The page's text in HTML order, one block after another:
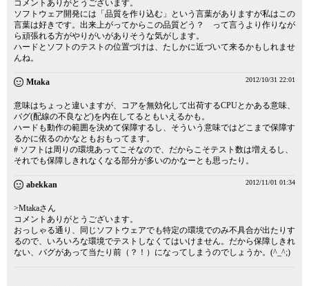
コメントありがとうございます。
ソフトウェア開発には「品質を作り込む」という言葉がありますが私はこの
言葉は好きです。出来上がってからこの品質どう？ って言うより作りなが
ら頑張れる方がやりがいがありそうな気がします。
ハードとソフトのテストの位置づけは、たしかに近づいて来るかもしれませ
んね。
Mtaka 2012/10/31 22:01
意味はちょっと違いますが、コアを無効化して出荷するCPUとかある意味、
バグ(配線の不良など)を内在してるともいえるかも。
ハードも動作の範囲を決めて保障するし、そういう意味ではどこまで保障す
るかに依るのかなともおもってます。
# ソフトは周りの環境あってこそなので、だからこそテスト数は増えるし、
それでも保障しきれなくなる部分が多いのかなーとも思ったり。
abekkan 2012/11/01 01:34
>Mtakaさん
コメントありがとうございます。
おっしゃる通り、同じソフトウェアでも特定の環境でのみ不具合が出たりす
るので、いろいろな環境でテストしなくてはいけません。だから保障しきれ
ない、バグがあって当たり前（？！）になってしまうのでしょうか。(^_^;)